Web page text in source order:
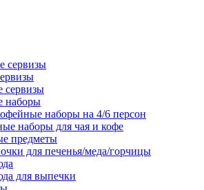
сервизы
сервизы
наборы
наборы на 4/6 персон
наборы для чая и кофе
предметы
для печенья/меда/горчицы
для выпечки